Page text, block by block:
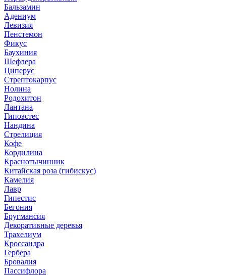
Бальзамин
Адениум
Левизия
Пенстемон
Фикус
Баухиния
Шефлера
Циперус
Стрептокарпус
Нолина
Родохитон
Лантана
Гипоэстес
Нандина
Стрелиция
Кофе
Кордилина
Краснотычинник
Китайская роза (гибискус)
Камелия
Лавр
Гипестис
Бегония
Бругмансия
Декоративные деревья
Трахелиум
Кроссандра
Гербера
Бровалия
Пассифлора